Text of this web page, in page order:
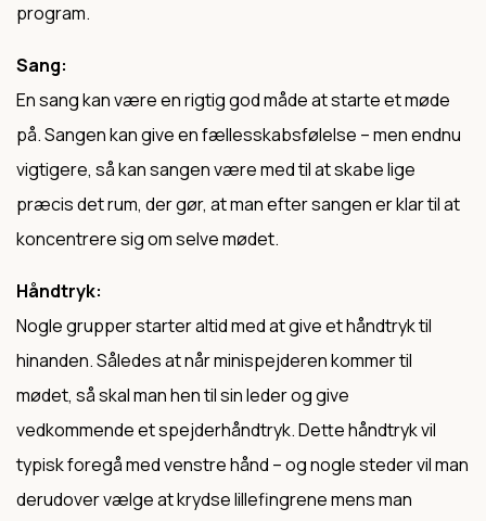
program.
Sang:
En sang kan være en rigtig god måde at starte et møde
på. Sangen kan give en fællesskabsfølelse – men endnu
vigtigere, så kan sangen være med til at skabe lige
præcis det rum, der gør, at man efter sangen er klar til at
koncentrere sig om selve mødet.
Håndtryk:
Nogle grupper starter altid med at give et håndtryk til
hinanden. Således at når minispejderen kommer til
mødet, så skal man hen til sin leder og give
vedkommende et spejderhåndtryk. Dette håndtryk vil
typisk foregå med venstre hånd – og nogle steder vil man
derudover vælge at krydse lillefingrene mens man